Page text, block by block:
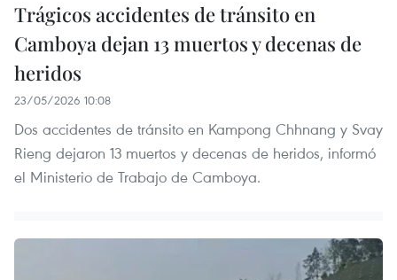
Trágicos accidentes de tránsito en
Camboya dejan 13 muertos y decenas de
heridos
23/05/2026 10:08
Dos accidentes de tránsito en Kampong Chhnang y Svay
Rieng dejaron 13 muertos y decenas de heridos, informó
el Ministerio de Trabajo de Camboya.